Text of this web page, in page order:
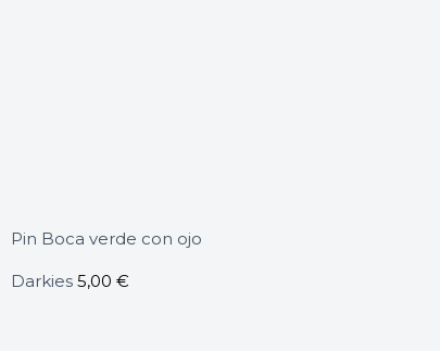
Pin Boca verde con ojo
Darkies 5,00 €